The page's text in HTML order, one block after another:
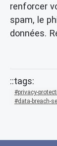
renforcer
spam, le
données.
privacy-
data-breach-